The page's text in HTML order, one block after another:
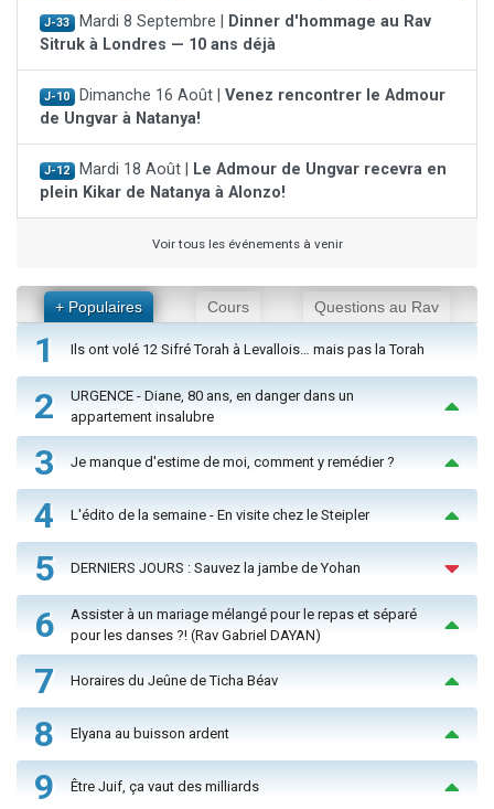
J-33 Mardi 8 Septembre |
Dinner d'hommage au Rav
Sitruk à Londres — 10 ans déjà
J-10 Dimanche 16 Août | Venez rencontrer le Admour
de Ungvar à Natanya!
J-12 Mardi 18 Août |
Le Admour de Ungvar recevra en
plein Kikar de Natanya à Alonzo!
Voir tous les événements à venir
+ Populaires Cours Questions au Rav
1 Ils ont volé 12 Sifré Torah à Levallois… mais pas la Torah
2
URGENCE - Diane, 80 ans, en danger dans un
appartement insalubre
3 Je manque d'estime de moi, comment y remédier ?
4 L'édito de la semaine - En visite chez le Steipler
5 DERNIERS JOURS : Sauvez la jambe de Yohan
6
Assister à un mariage mélangé pour le repas et séparé
pour les danses ?! (Rav Gabriel DAYAN)
7 Horaires du Jeûne de Ticha Béav
8 Elyana au buisson ardent
9 Être Juif, ça vaut des milliards